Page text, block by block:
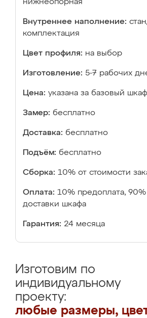
нижнеопорная
Внутреннее наполнение:
комплектация
Цвет профиля: на выбор
Изготовление: 5-7 рабочих
Цена: указана за базовый шкаф
Замер: бесплатно
Доставка: бесплатно
Подъём: бесплатно
Сборка: 10% от стоимости
Оплата: 10% предоплата,
доставки шкафа
Гарантия: 24 месяца
Изготовим по
индивидуальному
проекту:
любые размеры,